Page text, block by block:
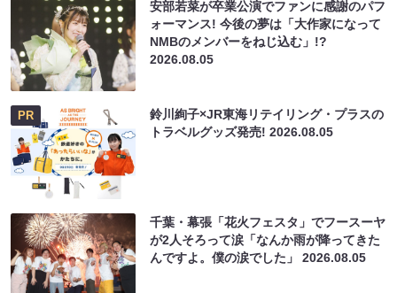
安部若菜が卒業公演でファンに感謝のパフ
ォーマンス! 今後の夢は「大作家になって
NMBのメンバーをねじ込む」!?
2026.08.05
PR
鈴川絢子×JR東海リテイリング・プラスの
トラベルグッズ発売!2026.08.05
千葉・幕張「花火フェスタ」でフースーヤ
が2人そろって涙「なんか雨が降ってきた
んですよ。僕の涙でした」2026.08.05